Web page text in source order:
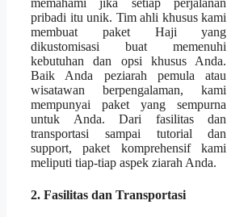
memahami jika setiap perjalanan
pribadi itu unik. Tim ahli khusus kami
membuat paket Haji yang
dikustomisasi buat memenuhi
kebutuhan dan opsi khusus Anda.
Baik Anda peziarah pemula atau
wisatawan berpengalaman, kami
mempunyai paket yang sempurna
untuk Anda. Dari fasilitas dan
transportasi sampai tutorial dan
support, paket komprehensif kami
meliputi tiap-tiap aspek ziarah Anda.
2. Fasilitas dan Transportasi